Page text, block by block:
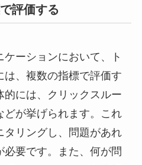
評価する
ーションにおいて、ト
は、複数の指標で評価す
的には、クリックスルー
どが挙げられます。これ
タリングし、問題があれ
要です。また、何が問